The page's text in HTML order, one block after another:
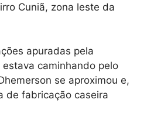
Cuniã, zona leste da
apuradas pela
caminhando pelo
se aproximou e,
de fabricação caseira